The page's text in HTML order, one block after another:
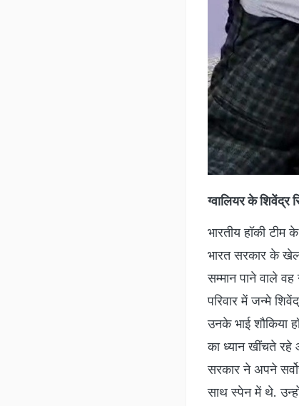
भारतीय हॉकी
भारत सरकार के
सम्मान पाने वाले
परिवार में जन्मे
उनके भाई शौकिया
का ध्यान खींचते रहे
सरकार ने अपने
9 जनवरी को दिल्ली